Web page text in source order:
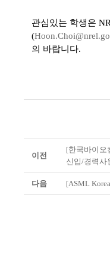
관심있는 학생은
(
의 바랍니다.
이전
[한국바이오
신입/경력사
다음 [ASML